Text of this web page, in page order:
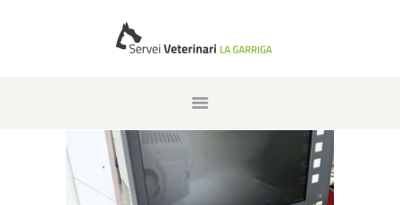
WHO ARE WE
WORK TEAM
SERVICES